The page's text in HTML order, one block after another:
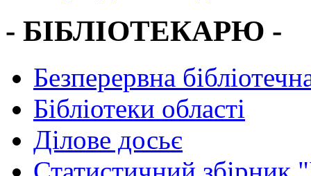
- БІБЛІОТЕКАРЮ -
Безперервна
Бібліотеки області
Ділове досьє